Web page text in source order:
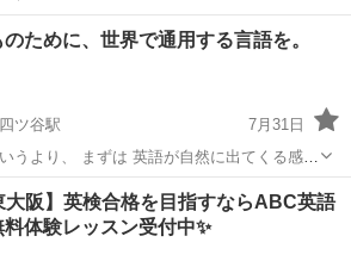
ために、世界で通用する言語を。
ツ谷駅
7月31日
うより、 まずは 英語が自然に出てくる感覚
クションを通して、 英語をたくさん聞い
谷駅 英検 子ども
大阪】英検合格を目指すならABC英語
体験レッスン受付中✨